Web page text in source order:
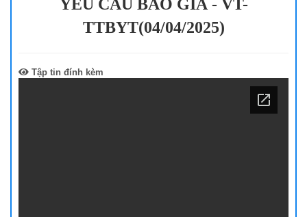
YÊU CẦU BÁO GIÁ - VT-
TTBYT(04/04/2025)
Tập tin đính kèm